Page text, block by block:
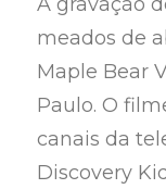
meados de
Maple Bear
Paulo. O
canais da
Discovery